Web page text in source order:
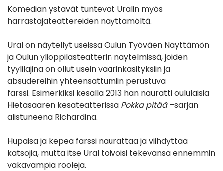
Komedian ystävät tuntevat Uralin myös
harrastajateattereiden näyttämöltä.
Ural on näytellyt useissa Oulun Työväen Näyttämön
ja Oulun ylioppilasteatterin näytelmissä, joiden
tyylilajina on ollut usein väärinkäsityksiin ja
absudereihin yhteensattumiin perustuva
farssi. Esimerkiksi kesällä 2013 hän nauratti oululaisia
Hietasaaren kesäteatterissa Pokka pitää–sarjan
alistuneena Richardina.
Hupaisa ja kepeä farssi naurattaa ja viihdyttää
katsojia, mutta itse Ural toivoisi tekevänsä ennemmin
vakavampia rooleja.